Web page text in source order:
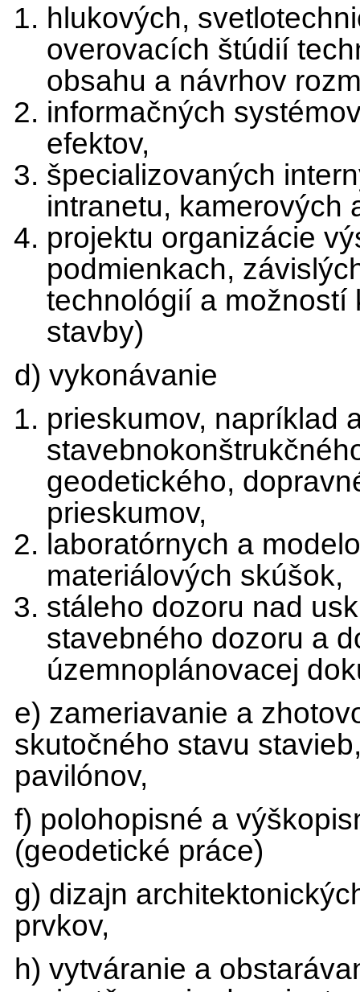
hlukových,
overovacích štúdií
obsahu a návrhov
informačných
efektov,
špecializovaných
intranetu,
projektu organizácie
podmienkach,
technológií a
stavby)
d) vykonávanie
prieskumov, napríklad
geodetického,
prieskumov,
laboratórnych a
materiálových skúšok,
stáleho dozoru nad
stavebného dozoru a
územnoplánovacej
e) zameriavanie a
skutočného stavu
pavilónov,
f) polohopisné a
(geodetické práce)
g) dizajn
prvkov,
h) vytváranie a